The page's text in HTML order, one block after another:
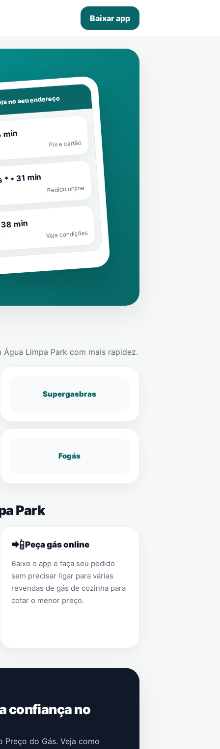
Baixar app
no seu endereço
min
Pix e cartão
• 31 min
Pedido online
min
Veja condições
Água Limpa Park com mais rapidez.
Supergasbras
Fogás
Park
📲Peça gás online
Baixe o app e faça seu pedido
sem precisar ligar para várias
revendas de gás de cozinha para
cotar o menor preço.
confiança no
do Gás. Veja como